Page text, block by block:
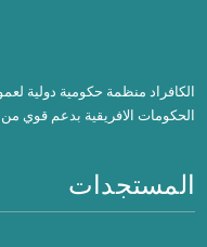
الحكومات الافريقية بدعم قوي من
المستجدات